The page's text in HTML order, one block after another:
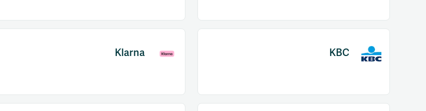
KBC
Klarna